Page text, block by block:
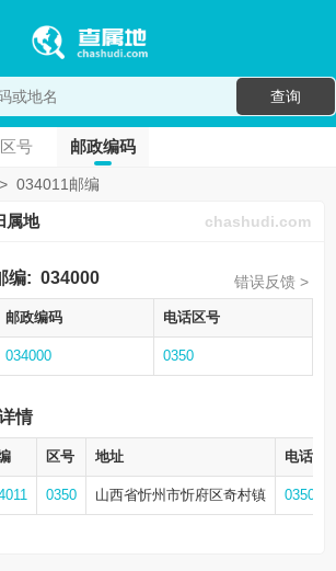
查询
号 邮政编码
> 034011邮编
属地 chashudi.com
编: 034000 错误反馈 >
邮政编码 电话区号
034000 0350
情
区号 地址 电话
0350 山西省忻州市忻府区奇村镇 0350-